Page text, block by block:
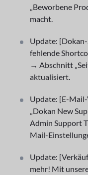
„Beworbene
macht.
Update:
fehlende
→ Abschnitt
aktualisiert.
Update: [E-
„Dokan New
Admin Support
Mail-
Update:
mehr! Mit